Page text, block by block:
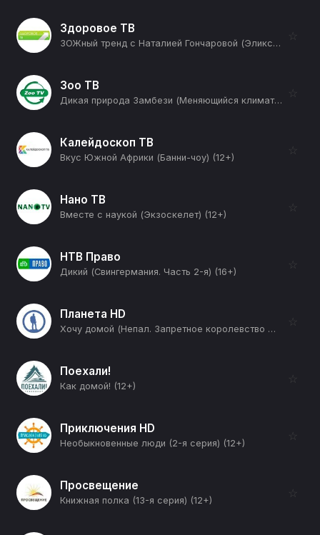
Здоровое ТВ
ЗОЖный тренд с Наталией Гончаровой (Эликсир молодости) (12+)
☆
Зоо ТВ
Дикая природа Замбези (Меняющийся климат) (12+)
☆
Калейдоскоп ТВ
Вкус Южной Африки (Банни-чоу) (12+)
☆
Нано ТВ
Вместе с наукой (Экзоскелет) (12+)
☆
НТВ Право
Дикий (Свингермания. Часть 2-я) (16+)
☆
Планета HD
Хочу домой (Непал. Запретное королевство Мустанг) (12+)
☆
Поехали!
Как домой! (12+)
☆
Приключения HD
Необыкновенные люди (2-я серия) (12+)
☆
Просвещение
Книжная полка (13-я серия) (12+)
☆